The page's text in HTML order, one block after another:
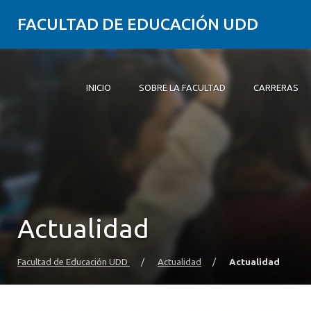
FACULTAD DE EDUCACIÓN UDD
INICIO SOBRE LA FACULTAD CARRERAS
Postgrado y Educación Continua
Actualidad
Facultad de Educación UDD / Actualidad / Actualidad